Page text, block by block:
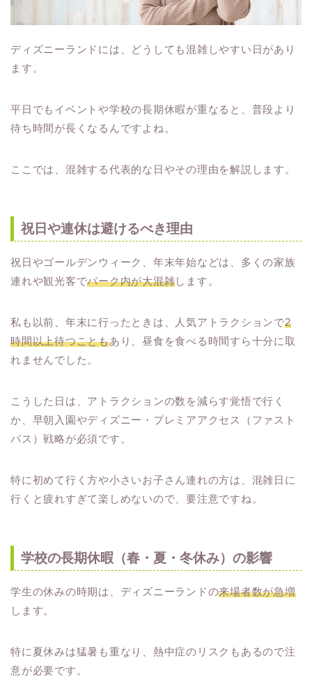
ディズニーランドには、どうしても混雑しやすい日があり
ます。
平日でもイベントや学校の長期休暇が重なると、普段より
待ち時間が長くなるんですよね。
ここでは、混雑する代表的な日やその理由を解説します。
祝日や連休は避けるべき理由
祝日やゴールデンウィーク、年末年始などは、多くの家族
連れや観光客でパーク内が大混雑します。
私も以前、年末に行ったときは、人気アトラクションで2
時間以上待つこともあり、昼食を食べる時間すら十分に取
れませんでした。
こうした日は、アトラクションの数を減らす覚悟で行く
か、早朝入園やディズニー・プレミアアクセス（ファスト
パス）戦略が必須です。
特に初めて行く方や小さいお子さん連れの方は、混雑日に
行くと疲れすぎて楽しめないので、要注意ですね。
学校の長期休暇（春・夏・冬休み）の影響
学生の休みの時期は、ディズニーランドの来場者数が急増
します。
特に夏休みは猛暑も重なり、熱中症のリスクもあるので注
意が必要です。